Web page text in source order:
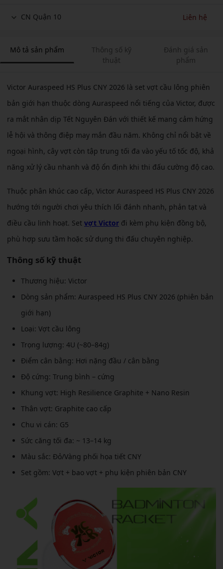
CN Quận 10 Liên hệ
Mô tả sản phẩm
Thông số kỹ
thuật
Đánh giá sản
phẩm
Victor Auraspeed HS Plus CNY 2026 là set vợt cầu lông phiên
bản giới hạn thuộc dòng Auraspeed nổi tiếng của Victor, được
ra mắt nhân dịp Tết Nguyên Đán với thiết kế mang cảm hứng
lễ hội và thông điệp may mắn đầu năm. Không chỉ nổi bật về
ngoại hình, cây vợt còn tập trung tối đa vào yếu tố tốc độ, khả
năng xử lý cầu nhanh và độ ổn định khi thi đấu cường độ cao.
Thuộc phân khúc cao cấp, Victor Auraspeed HS Plus CNY 2026
hướng tới người chơi yêu thích lối đánh nhanh, phản tạt và
điều cầu linh hoạt. Set vợt Victor đi kèm phụ kiện đồng bộ,
phù hợp sưu tầm hoặc sử dụng thi đấu chuyên nghiệp.
Thông số kỹ thuật
Thương hiệu: Victor
Dòng sản phẩm: Auraspeed HS Plus CNY 2026 (phiên bản
giới hạn)
Loại: Vợt cầu lông
Trọng lượng: 4U (~80–84g)
Điểm cân bằng: Hơi nặng đầu / cân bằng
Độ cứng: Trung bình – cứng
Khung vợt: High Resilience Graphite + Nano Resin
Thân vợt: Graphite cao cấp
Chu vi cán: G5
Sức căng tối đa: ~ 13–14 kg
Màu sắc: Đỏ/Vàng phối họa tiết CNY
Set gồm: Vợt + bao vợt + phụ kiện phiên bản CNY